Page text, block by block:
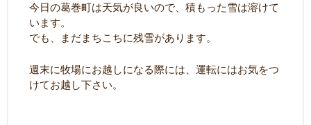
今日の葛巻町は天気が良いので、積もった雪は溶けて
います。
でも、まだまちこちに残雪があります。
週末に牧場にお越しになる際には、運転にはお気をつ
けてお越し下さい。